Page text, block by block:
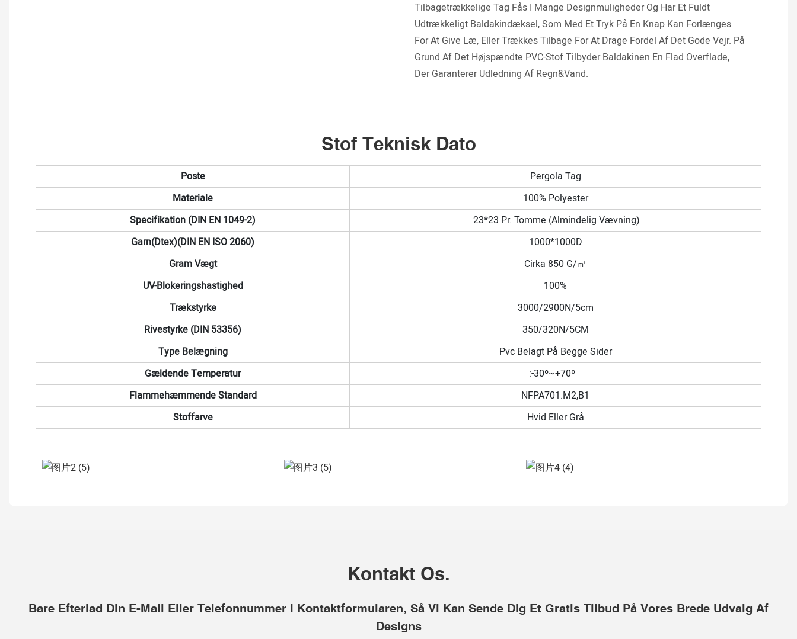
Tilbagetrækkelige Tag Fås I Mange Designmuligheder Og Har Et Fuldt
Udtrækkeligt Baldakindæksel, Som Med Et Tryk På En Knap Kan Forlænges
For At Give Læ, Eller Trækkes Tilbage For At Drage Fordel Af Det Gode Vejr. På
Grund Af Det Højspændte PVC-Stof Tilbyder Baldakinen En Flad Overflade,
Der Garanterer Udledning Af Regn&vand.
Stof Teknisk Dato
Poste
Pergola Tag
Materiale
100% Polyester
Specifikation (DIN EN 1049-2)
23*23 Pr. Tomme (almindelig Vævning)
Garn(dtex)(DIN EN ISO 2060)
1000*1000D
Gram Vægt
Cirka 850 G/㎡
UV-Blokeringshastighed
100%
Trækstyrke
3000/2900N/5cm
Rivestyrke (DIN 53356)
350/320N/5CM
Type Belægning
Pvc Belagt På Begge Sider
Gældende Temperatur
:-30º~+70º
Flammehæmmende Standard
NFPA701.M2,B1
Stoffarve
Hvid Eller Grå
Kontakt Os.
Bare Efterlad Din E-Mail Eller Telefonnummer I Kontaktformularen, Så Vi Kan Sende Dig Et Gratis Tilbud På Vores Brede Udvalg Af
Designs